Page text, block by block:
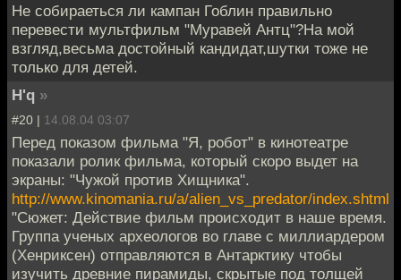
Не собираеться ли кампан Гоблин правильно
перевести мультфильм "Муравей Антц"?На мой
взгляд,весьма достойный кандидат,шутки тоже не
только для детей.
H'q »
#20 | 14.08.04 03:07
Перед показом фильма "Я, робот" в кинотеатре
показали ролик фильма, который скоро выдет на
экраны: "Чужой против Хищника".
http://www.kinomania.ru/a/alien_vs_predator/index.shtml
"Сюжет: Действие фильм происходит в наше время.
Группа ученых археологов во главе с миллиардером
(Хенриксен) отправляются в Антарктику чтобы
изучить древние пирамиды, скрытые под толщей